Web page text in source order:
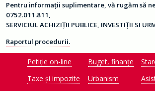
C
o
n
t
c
Pentru informații suplimentare, vă rugăm să
0752.011.811,
SERVICIUL ACHIZIȚII PUBLICE, INVESTIȚII SI
Raportul procedurii.
Petiție on-line
Taxe și impozite
Buget, finanțe
Urbanism